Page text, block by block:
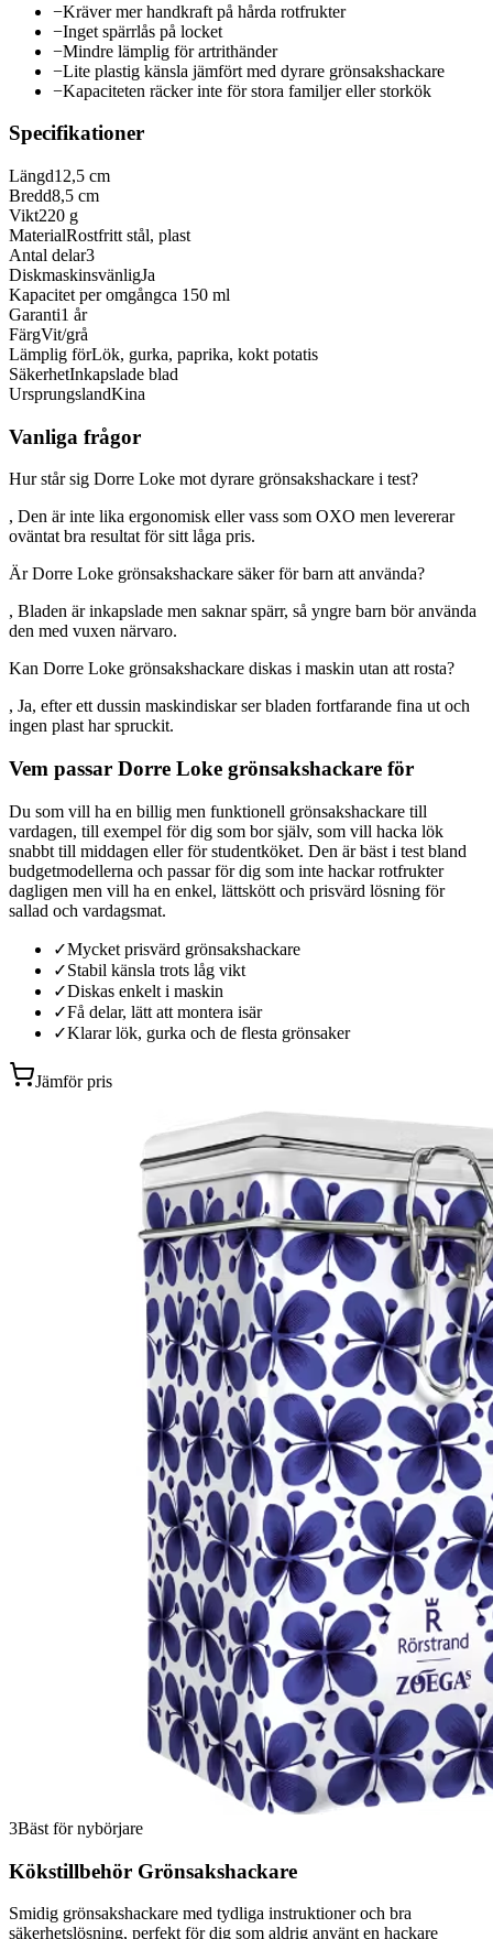
−Kräver mer handkraft på hårda rotfrukter
−Inget spärrlås på locket
−Mindre lämplig för artrithänder
−Lite plastig känsla jämfört med dyrare grönsakshackare
−Kapaciteten räcker inte för stora familjer eller storkök
Specifikationer
Längd12,5 cm
Bredd8,5 cm
Vikt220 g
MaterialRostfritt stål, plast
Antal delar3
DiskmaskinsvänligJa
Kapacitet per omgångca 150 ml
Garanti1 år
FärgVit/grå
Lämplig förLök, gurka, paprika, kokt potatis
SäkerhetInkapslade blad
UrsprungslandKina
Vanliga frågor
Hur står sig Dorre Loke mot dyrare grönsakshackare i test?
, Den är inte lika ergonomisk eller vass som OXO men levererar
oväntat bra resultat för sitt låga pris.
Är Dorre Loke grönsakshackare säker för barn att använda?
, Bladen är inkapslade men saknar spärr, så yngre barn bör använda
den med vuxen närvaro.
Kan Dorre Loke grönsakshackare diskas i maskin utan att rosta?
, Ja, efter ett dussin maskindiskar ser bladen fortfarande fina ut och
ingen plast har spruckit.
Vem passar Dorre Loke grönsakshackare för
Du som vill ha en billig men funktionell grönsakshackare till
vardagen, till exempel för dig som bor själv, som vill hacka lök
snabbt till middagen eller för studentköket. Den är bäst i test bland
budgetmodellerna och passar för dig som inte hackar rotfrukter
dagligen men vill ha en enkel, lättskött och prisvärd lösning för
sallad och vardagsmat.
✓Mycket prisvärd grönsakshackare
✓Stabil känsla trots låg vikt
✓Diskas enkelt i maskin
✓Få delar, lätt att montera isär
✓Klarar lök, gurka och de flesta grönsaker
Jämför pris
3Bäst för nybörjare
Kökstillbehör Grönsakshackare
Smidig grönsakshackare med tydliga instruktioner och bra
säkerhetslösning, perfekt för dig som aldrig använt en hackare